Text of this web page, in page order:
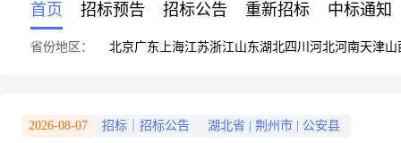
首页 招标预告 招标公告 重新招标 中标通知
省份地区： 北京广东 上海江苏浙江山东湖北四川 河北河南天津山
2026-08-07 招标｜招标公告 湖北省 荆州市 公安县